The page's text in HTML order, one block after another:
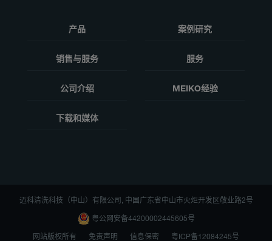
产品 案例研究
销售与服务 服务
公司介绍 MEIKO经验
下载和媒体
迈科清洗科技（中山）有限公司, 中国广东省中山市火炬开发区敬业路2号
粤公网安备44200002445605号
网站版权所有
免责声明 信息保密 粤ICP备12084245号